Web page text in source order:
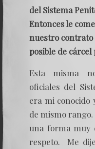
del Sistema
Entonces le
nuestro contrato
posible de
Esta misma
oficiales del
era mi conocido
de mismo
una forma muy
respeto. Me